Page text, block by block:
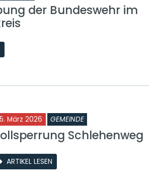
der Bundeswehr im
März 2026 GEMEINDE
Schlehenweg
ARTIKEL LESEN